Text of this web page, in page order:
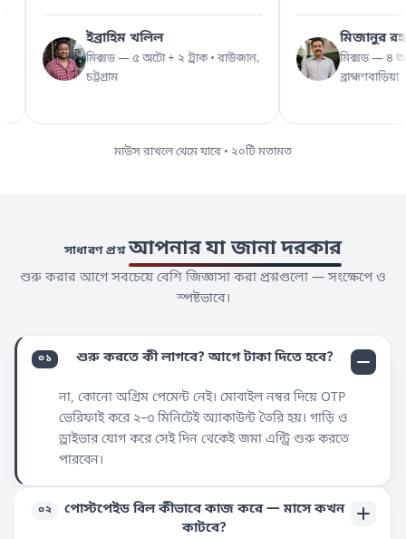
ইব্রাহিম খলিল
মিক্সড — ৫ অটো + ২ ট্রাক • রাউজান,
চট্টগ্রাম
মিজানুর রহমান
মিক্সড — ৪ অটো + ৩
ব্রাহ্মণবাড়িয়া
মাউস রাখলে থেমে যাবে • ২০টি মতামত
সাধারণ প্রশ্ন আপনার যা জানা দরকার
শুরু করার আগে সবচেয়ে বেশি জিজ্ঞাসা করা প্রশ্নগুলো — সংক্ষেপে ও
স্পষ্টভাবে।
০১ শুরু করতে কী লাগবে? আগে টাকা দিতে হবে?
না, কোনো অগ্রিম পেমেন্ট নেই। মোবাইল নম্বর দিয়ে OTP
ভেরিফাই করে ২–৩ মিনিটেই অ্যাকাউন্ট তৈরি হয়। গাড়ি ও
ড্রাইভার যোগ করে সেই দিন থেকেই জমা এন্ট্রি শুরু করতে
পারবেন।
০২
পোস্টপেইড বিল কীভাবে কাজ করে — মাসে কখন
কাটবে?